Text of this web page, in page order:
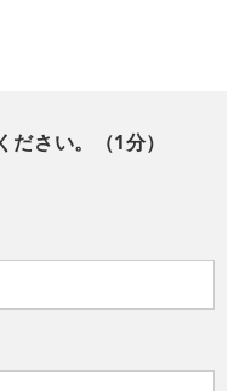
さい。（1分）